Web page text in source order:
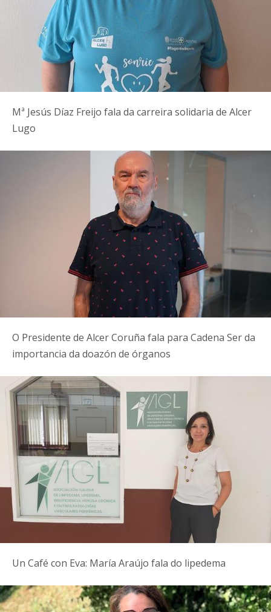
Mª Jesús Díaz Freijo fala da carreira solidaria de Alcer
Lugo
O Presidente de Alcer Coruña fala para Cadena Ser da
importancia da doazón de órganos
Un Café con Eva: María Araújo fala do lipedema